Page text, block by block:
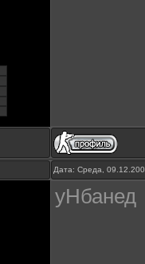
Дата: Среда,
уНбанед